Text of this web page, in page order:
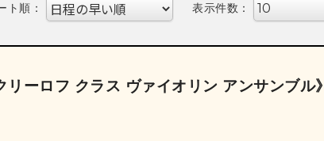
ト順： 表示件数：
ーロフ クラス ヴァイオリン アンサンブル》